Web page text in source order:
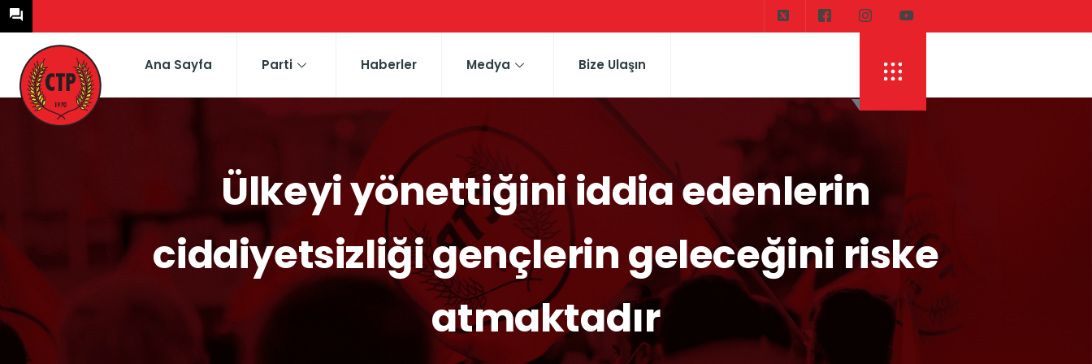
Ana Sayfa Parti Haberler Medya Bize Ulaşın
Ülkeyi yönettiğini iddia edenlerin
ciddiyetsizliği gençlerin geleceğini riske
atmaktadır